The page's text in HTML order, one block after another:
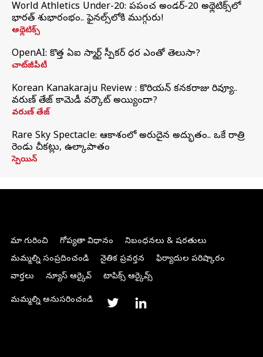
World Athletics Under-20: ప్రపంచ అండర్-20 అథ్లెటిక్స్‌లో
భారత్‌ శుభారంభం.. ఫైనల్స్‌లోకి ముగ్గురు!
అథ్లెటిక్స్
OpenAI: కొత్త ఏఐ స్మార్ట్ స్పీకర్ ధర ఎంతో తెలుసా?
చాట్‌జీపీటీ
Korean Kanakaraju Review : కొరియన్ కనకరాజు రివ్యూ..
వరుణ్ తేజ్ కామెడీ వర్కౌట్ అయ్యిందా?
వరుణ్ తేజ్
Rare Sky Spectacle: ఆకాశంలో అరుదైన అద్భుతం.. ఒకే రాత్రి
రెండు చీకట్లు, ఉల్కాపాతం
స్పెయిన్
మా గురించి గోప్యతా విధానం
నిబంధనలు & షరతులు
మమ్మల్ని సంప్రదించండి
నైతిక ప్రవర్తన
ఫిర్యాదుల పరిష్కారం
వార్తలు
న్యూస్ ఆర్కైవ్ టాపిక్స్ ఆర్కైవ్స్
మమ్మల్ని అనుసరించండి